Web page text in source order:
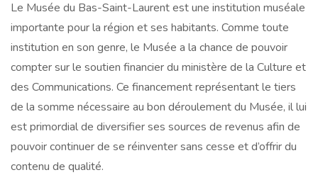
Le Musée du Bas-Saint-Laurent est une institution muséale
importante pour la région et ses habitants. Comme toute
institution en son genre, le Musée a la chance de pouvoir
compter sur le soutien financier du ministère de la Culture et
des Communications. Ce financement représentant le tiers
de la somme nécessaire au bon déroulement du Musée, il lui
est primordial de diversifier ses sources de revenus afin de
pouvoir continuer de se réinventer sans cesse et d’offrir du
contenu de qualité.